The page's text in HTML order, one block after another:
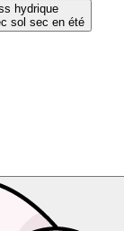
hydrique
sol sec en été